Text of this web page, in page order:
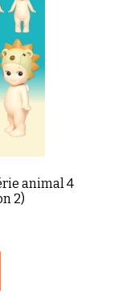
animal 4
2)